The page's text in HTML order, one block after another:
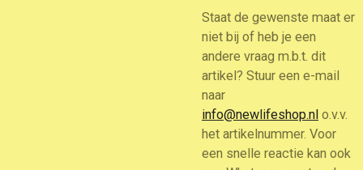
Staat de gewenste maat er
niet bij of heb je een
andere vraag m.b.t. dit
artikel? Stuur een e-mail
naar
info@newlifeshop.nl o.v.v.
het artikelnummer. Voor
een snelle reactie kan ook